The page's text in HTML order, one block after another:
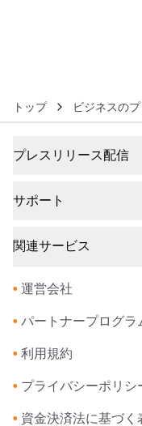
トップ ビジネスの
プレスリリース配信
サポート
関連サービス
• 運営会社
• パートナープログラ
• 利用規約
• プライバシーポリシ
• 資金決済法に基づく